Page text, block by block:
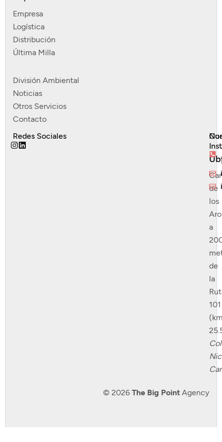
Empresa
Logística
Distribución
Última Milla
División Ambiental
Noticias
Otros Servicios
Contacto
Redes Sociales
de
los
a
de
la
101
© 2026 The Big Point Agency